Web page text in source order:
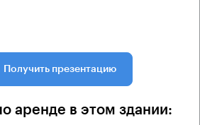
Получить презентацию
аренде в этом здании: